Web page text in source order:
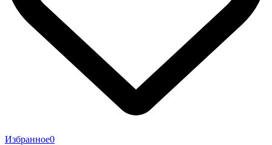
Избранное0